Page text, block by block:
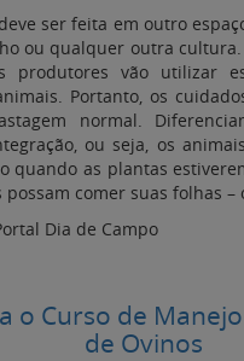
ser feita em outro
ou qualquer outra cultura.
produtores vão utilizar
Portanto, os
normal.
ou seja, os
quando as plantas
possam comer suas folhas –
Dia de Campo
o Curso de
de Ovinos